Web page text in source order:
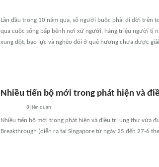
Lần đầu trong 10 năm qua, số người buộc phải di dời trên
qua cuộc sống bấp bênh nơi xứ người, hàng triệu người tị
xung đột, bạo lực và nghèo đói ở quê hương chưa được
Nhiều tiến bộ mới trong phát hiện và
8 liên quan
Nhiều tiến bộ mới trong phát hiện và điều trị ung thư vừa
Breakthrough (diễn ra tại Singapore từ ngày 25 đến 27-6